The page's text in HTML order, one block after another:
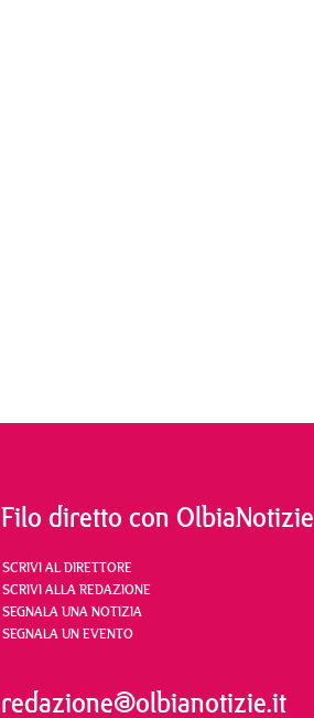
Filo diretto con OlbiaNotizie
SCRIVI AL DIRETTORE
SCRIVI ALLA REDAZIONE
SEGNALA UNA NOTIZIA
SEGNALA UN EVENTO
redazione@olbianotizie.it